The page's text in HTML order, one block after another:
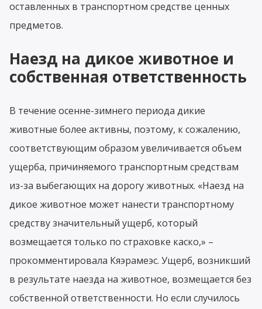
оставленных в транспортном средстве ценных
предметов.
Наезд на дикое животное и
собственная ответственность
В течение осенне-зимнего периода дикие
животные более активны, поэтому, к сожалению,
соответствующим образом увеличивается объем
ущерба, причиняемого транспортным средствам
из-за выбегающих на дорогу животных. «Наезд на
дикое животное может нанести транспортному
средству значительный ущерб, который
возмещается только по страховке каско,» –
прокомментировала Кяэрамеэс. Ущерб, возникший
в результате наезда на животное, возмещается без
собственной ответственности. Но если случилось